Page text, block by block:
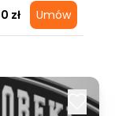
zł Umów